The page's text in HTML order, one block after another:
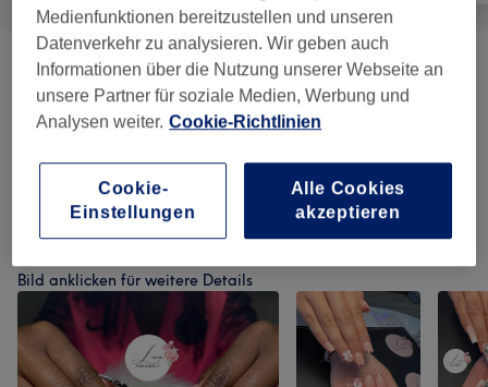
Nagelmodellage (3) ab 10 €
Maniküre & Pediküre (5)
Wimpernverlängerungen ab 40 €
Bild anklicken für weitere Details
Medienfunktionen bereitzustellen und unseren
Datenverkehr zu analysieren. Wir geben auch
Informationen über die Nutzung unserer Webseite an
unsere Partner für soziale Medien, Werbung und
Analysen weiter. Cookie-Richtlinien
Cookie-
Einstellungen
Alle Cookies
akzeptieren